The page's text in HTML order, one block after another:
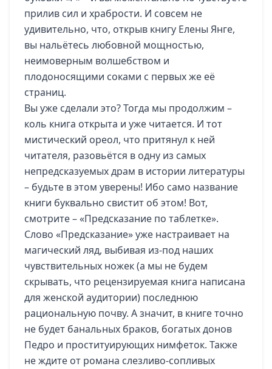
прилив сил и храбрости. И совсем не
удивительно, что, открыв книгу Елены Янге,
вы нальётесь любовной мощностью,
неимоверным волшебством и
плодоносящими соками с первых же её
страниц.
Вы уже сделали это? Тогда мы продолжим –
коль книга открыта и уже читается. И тот
мистический ореол, что притянул к ней
читателя, разовьётся в одну из самых
непредсказуемых драм в истории литературы
– будьте в этом уверены! Ибо само название
книги буквально свистит об этом! Вот,
смотрите – «Предсказание по таблетке».
Слово «Предсказание» уже настраивает на
магический ляд, выбивая из-под наших
чувствительных ножек (а мы не будем
скрывать, что рецензируемая книга написана
для женской аудитории) последнюю
рациональную почву. А значит, в книге точно
не будет банальных браков, богатых донов
Педро и проституирующих нимфеток. Также
не ждите от романа слезливо-сопливых